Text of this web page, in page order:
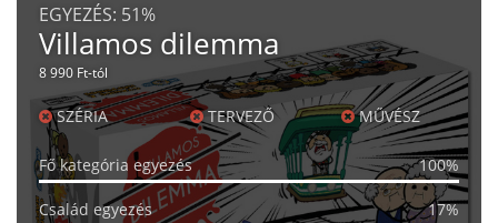
EGYEZÉS: 51%
Villamos dilemma
8 990 Ft-tól
SZÉRIA TERVEZŐ MŰVÉSZ
Fő kategória egyezés 100%
Család egyezés 17%